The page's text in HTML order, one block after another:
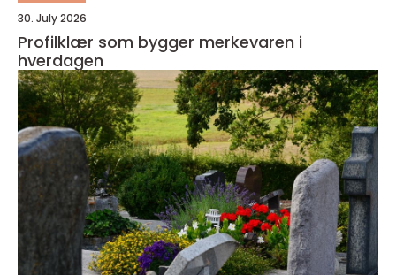
30. July 2026
Profilklær som bygger merkevaren i
hverdagen